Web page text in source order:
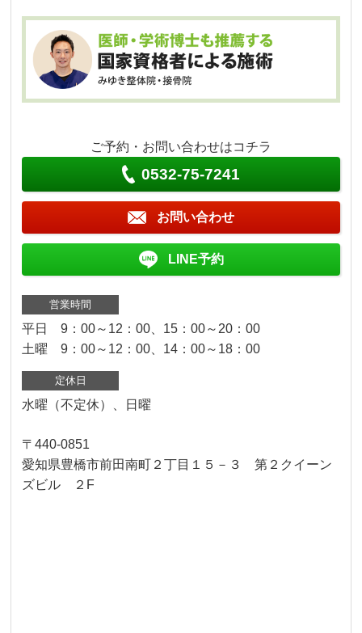
ご予約・お問い合わせはコチラ
0532-75-7241
お問い合わせ
LINE予約
営業時間
平日 9：00～12：00、15：00～20：00
土曜 9：00～12：00、14：00～18：00
定休日
水曜（不定休）、日曜
〒440-0851
愛知県豊橋市前田南町２丁目１５－３ 第２クイーン
ズビル ２F